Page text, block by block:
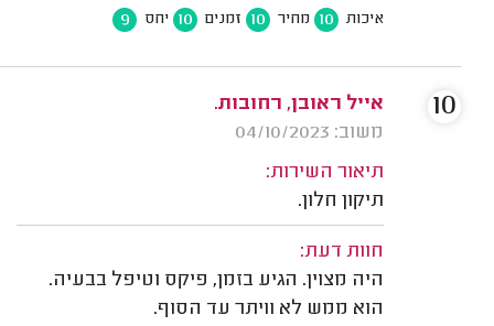
איכות 10 מחיר 10 זמנים 10 יחס 9
אייל ראובן, רחובות.
משוב: 04/10/2023
תיאור השירות:
תיקון חלון.
חוות דעת:
היה מצוין. הגיע בזמן, פיקס וטיפל בבעיה.
הוא ממש לא וויתר עד הסוף.
10